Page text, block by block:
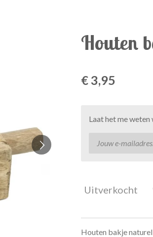
Houten
€ 3,95
Laat het me
Uitverkocht
Houten bakje naturel